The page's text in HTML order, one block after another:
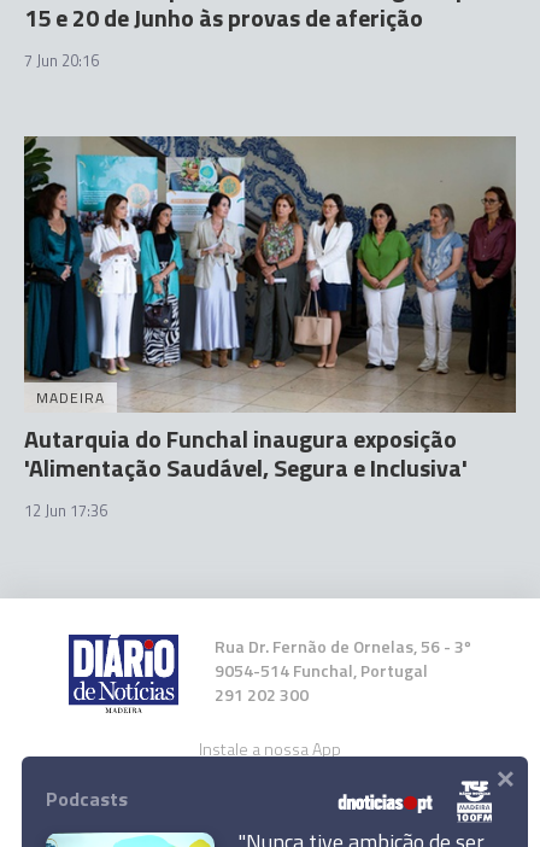
15 e 20 de Junho às provas de aferição
7 Jun 20:16
MADEIRA
Autarquia do Funchal inaugura exposição
'Alimentação Saudável, Segura e Inclusiva'
12 Jun 17:36
Rua Dr. Fernão de Ornelas, 56 - 3º
9054-514 Funchal, Portugal
291 202 300
Instale a nossa App
Podcasts ×